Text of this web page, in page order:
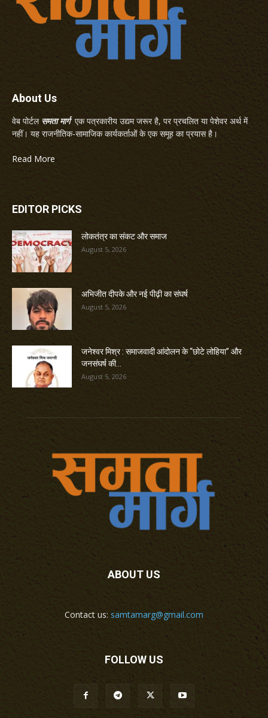
About Us
वेब पोर्टल समता मार्गएक पत्रकारीय उद्यम जरूर है, पर प्रचलित या पेशेवर अर्थ में
नहीं। यह राजनीतिक-सामाजिक कार्यकर्ताओं के एक समूह का प्रयास है।
Read More
EDITOR PICKS
लोकतंत्र का संकट और समाज
August 5, 2026
अभिजीत दीपके और नई पीढ़ी का संघर्ष
August 5, 2026
जनेश्वर मिश्र : समाजवादी आंदोलन के “छोटे लोहिया” और
जनसंघर्ष की...
August 5, 2026
ABOUT US
Contact us: samtamarg@gmail.com
FOLLOW US